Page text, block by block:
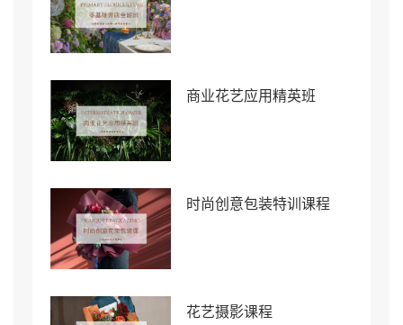
商业花艺应用精英班
时尚创意包装特训课程
花艺摄影课程